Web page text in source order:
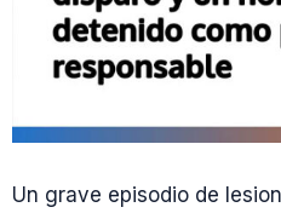
Un grave episodio de